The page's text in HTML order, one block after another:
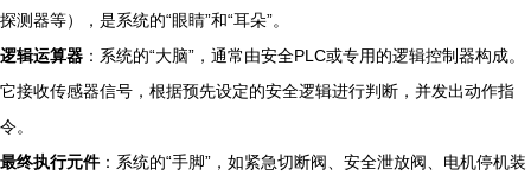
探测器等），是系统的“眼睛”和“耳朵”。
逻辑运算器 ：系统的“大脑”，通常由安全PLC或专用的逻辑控制器构成。
它接收传感器信号，根据预先设定的安全逻辑进行判断，并发出动作指
令。
最终执行元件：系统的“手脚”，如紧急切断阀、安全泄放阀、电机停机装